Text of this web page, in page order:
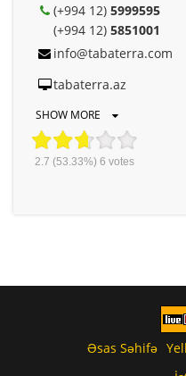
(+994 12) 5999595
(+994 12) 5851001
info@tabaterra.com
tabaterra.az
SHOW MORE
2.7 (53.33%) 6 votes
Əsas Səhifə